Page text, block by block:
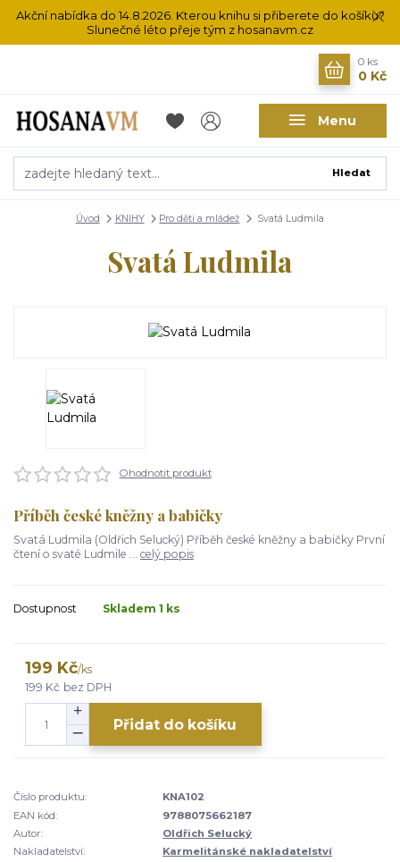
Akční nabídka do 14.8.2026. Kterou knihu si přiberete do košíku?
Slunečné léto přeje tým z hosanavm.cz
Menu
Hledat
0 ks
0 Kč
Úvod KNIHY Pro děti a mládež Svatá Ludmila
Svatá Ludmila
Ohodnotit produkt
Příběh české kněžny a babičky
Svatá Ludmila (Oldřich Selucký) Příběh české kněžny a babičky První
čtení o svaté Ludmile ... celý popis
Dostupnost Skladem 1 ks
199 Kč/ks
199 Kč bez DPH
Přidat do košíku
Číslo produktu:
KNA102
EAN kód:
9788075662187
Autor:
Oldřich Selucký
Nakladatelství:
Karmelitánské nakladatelství